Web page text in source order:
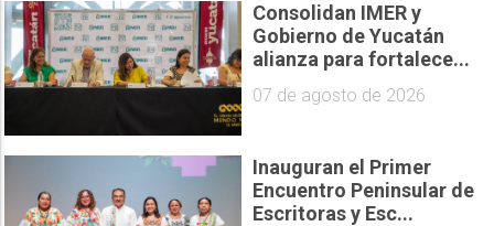
Consolidan IMER y
Gobierno de Yucatán
alianza para fortalece...
07 de agosto de 2026
Inauguran el Primer
Encuentro Peninsular de
Escritoras y Esc...